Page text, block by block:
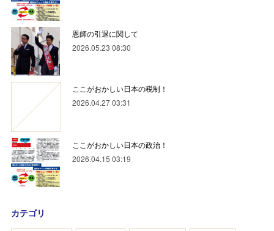
恩師の引退に関して
2026.05.23 08:30
ここがおかしい日本の税制！
2026.04.27 03:31
ここがおかしい日本の政治！
2026.04.15 03:19
カテゴリ